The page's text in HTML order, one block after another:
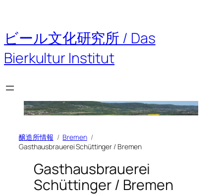
を
ス
キ
ッ
ビール文化研究所 / Das
Bierkultur Institut
醸造所情報
Bremen
Gasthausbrauerei Schüttinger / Bremen
Gasthausbrauerei
Schüttinger / Bremen